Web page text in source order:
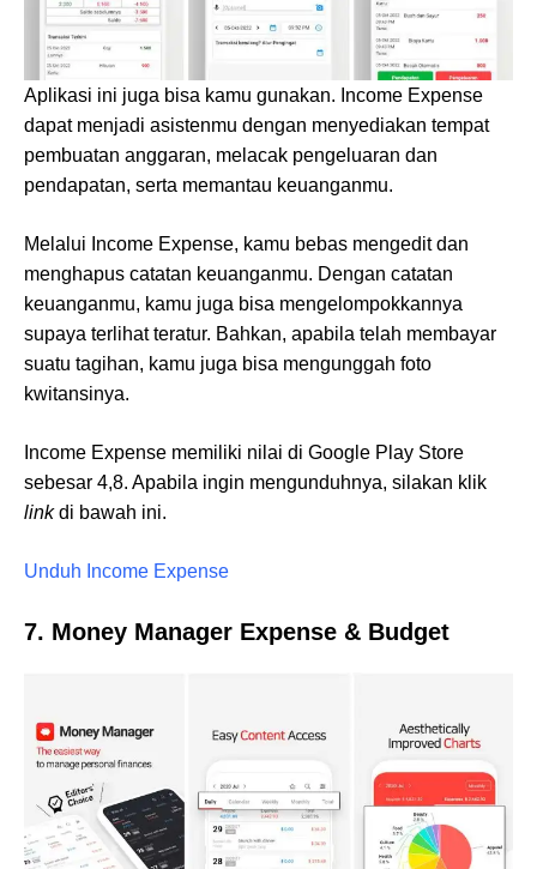
Aplikasi ini juga bisa kamu gunakan. Income Expense
dapat menjadi asistenmu dengan menyediakan tempat
pembuatan anggaran, melacak pengeluaran dan
pendapatan, serta memantau keuanganmu.
Melalui Income Expense, kamu bebas mengedit dan
menghapus catatan keuanganmu. Dengan catatan
keuanganmu, kamu juga bisa mengelompokkannya
supaya terlihat teratur. Bahkan, apabila telah membayar
suatu tagihan, kamu juga bisa mengunggah foto
kwitansinya.
Income Expense memiliki nilai di Google Play Store
sebesar 4,8. Apabila ingin mengunduhnya, silakan klik
linkdi bawah ini.
Unduh Income Expense
7. Money Manager Expense & Budget